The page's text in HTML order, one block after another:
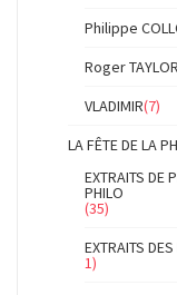
Philippe
Roger TAYLOR
VLADIMIR(7)
LA FÊTE DE LA
EXTRAITS DE
PHILO
(35)
EXTRAITS
1)